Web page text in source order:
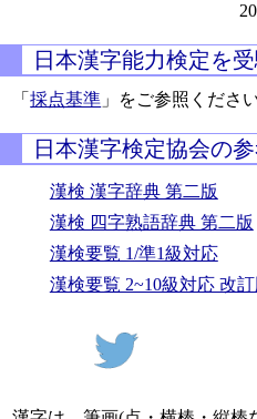
日本漢字能力検定を
「採点基準 」をご参照ください
日本漢字検定協会の
漢検 漢字辞典 第二版
漢検 四字熟語辞典 第二版
漢検要覧 1/準1級対応
漢検要覧 2~10級対応 改訂